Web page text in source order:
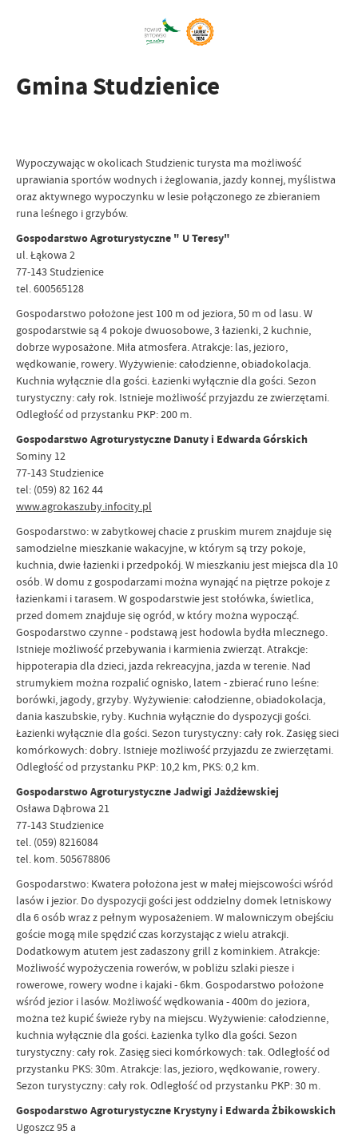
Gmina Studzienice
Wypoczywając w okolicach Studzienic turysta ma możliwość
uprawiania sportów wodnych i żeglowania, jazdy konnej, myślistwa
oraz aktywnego wypoczynku w lesie połączonego ze zbieraniem
runa leśnego i grzybów.
Gospodarstwo Agroturystyczne " U Teresy"
ul. Łąkowa 2
77-143 Studzienice
tel. 600565128
Gospodarstwo położone jest 100 m od jeziora, 50 m od lasu. W
gospodarstwie są 4 pokoje dwuosobowe, 3 łazienki, 2 kuchnie,
dobrze wyposażone. Miła atmosfera. Atrakcje: las, jezioro,
wędkowanie, rowery. Wyżywienie: całodzienne, obiadokolacja.
Kuchnia wyłącznie dla gości. Łazienki wyłącznie dla gości. Sezon
turystyczny: cały rok. Istnieje możliwość przyjazdu ze zwierzętami.
Odległość od przystanku PKP: 200 m.
Gospodarstwo Agroturystyczne Danuty i Edwarda Górskich
Sominy 12
77-143 Studzienice
tel: (059) 82 162 44
www.agrokaszuby.infocity.pl
Gospodarstwo: w zabytkowej chacie z pruskim murem znajduje się
samodzielne mieszkanie wakacyjne, w którym są trzy pokoje,
kuchnia, dwie łazienki i przedpokój. W mieszkaniu jest miejsca dla 10
osób. W domu z gospodarzami można wynająć na piętrze pokoje z
łazienkami i tarasem. W gospodarstwie jest stołówka, świetlica,
przed domem znajduje się ogród, w który można wypocząć.
Gospodarstwo czynne - podstawą jest hodowla bydła mlecznego.
Istnieje możliwość przebywania i karmienia zwierząt. Atrakcje:
hippoterapia dla dzieci, jazda rekreacyjna, jazda w terenie. Nad
strumykiem można rozpalić ognisko, latem - zbierać runo leśne:
borówki, jagody, grzyby. Wyżywienie: całodzienne, obiadokolacja,
dania kaszubskie, ryby. Kuchnia wyłącznie do dyspozycji gości.
Łazienki wyłącznie dla gości. Sezon turystyczny: cały rok. Zasięg sieci
komórkowych: dobry. Istnieje możliwość przyjazdu ze zwierzętami.
Odległość od przystanku PKP: 10,2 km, PKS: 0,2 km.
Gospodarstwo Agroturystyczne Jadwigi Jażdżewskiej
Osława Dąbrowa 21
77-143 Studzienice
tel. (059) 8216084
tel. kom. 505678806
Gospodarstwo: Kwatera położona jest w małej miejscowości wśród
lasów i jezior. Do dyspozycji gości jest oddzielny domek letniskowy
dla 6 osób wraz z pełnym wyposażeniem. W malowniczym obejściu
goście mogą mile spędzić czas korzystając z wielu atrakcji.
Dodatkowym atutem jest zadaszony grill z kominkiem. Atrakcje:
Możliwość wypożyczenia rowerów, w pobliżu szlaki piesze i
rowerowe, rowery wodne i kajaki - 6km. Gospodarstwo położone
wśród jezior i lasów. Możliwość wędkowania - 400m do jeziora,
można też kupić świeże ryby na miejscu. Wyżywienie: całodzienne,
kuchnia wyłącznie dla gości. Łazienka tylko dla gości. Sezon
turystyczny: cały rok. Zasięg sieci komórkowych: tak. Odległość od
przystanku PKS: 30m. Atrakcje: las, jezioro, wędkowanie, rowery.
Sezon turystyczny: cały rok. Odległość od przystanku PKP: 30 m.
Gospodarstwo Agroturystyczne Krystyny i Edwarda Żbikowskich
Ugoszcz 95 a